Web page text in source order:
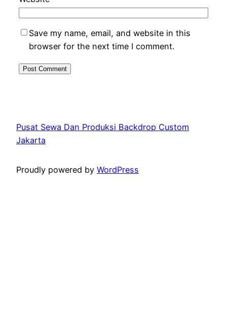
Save my name, email, and website in this
browser for the next time I comment.
Pusat Sewa Dan Produksi Backdrop Custom
Jakarta
Proudly powered by WordPress